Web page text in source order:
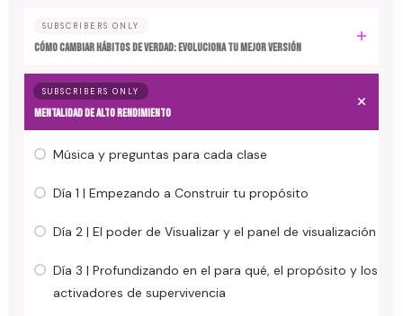
SUBSCRIBERS ONLY
Cómo cambiar hábitos de verdad: evoluciona tu mejor versión
SUBSCRIBERS ONLY
MENTALIDAD DE ALTO RENDIMIENTO
Música y preguntas para cada clase
Día 1 | Empezando a Construir tu propósito
Día 2 | El poder de Visualizar y el panel de visualización
Día 3 | Profundizando en el para qué, el propósito y los
activadores de supervivencia